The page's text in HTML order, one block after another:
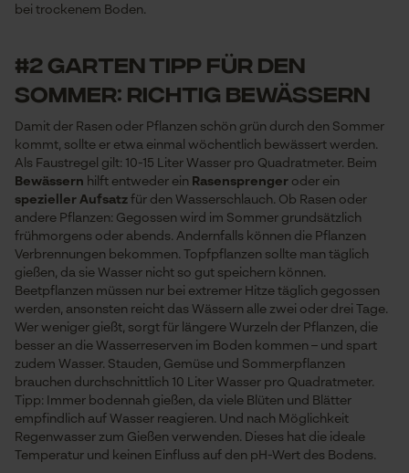
bei trockenem Boden.
#2 Garten Tipp für den
Sommer: Richtig bewässern
Damit der Rasen oder Pflanzen schön grün durch den Sommer
kommt, sollte er etwa einmal wöchentlich bewässert werden.
Als Faustregel gilt: 10-15 Liter Wasser pro Quadratmeter. Beim
Bewässern hilft entweder ein Rasensprenger oder ein
spezieller Aufsatz für den Wasserschlauch. Ob Rasen oder
andere Pflanzen: Gegossen wird im Sommer grundsätzlich
frühmorgens oder abends. Andernfalls können die Pflanzen
Verbrennungen bekommen. Topfpflanzen sollte man täglich
gießen, da sie Wasser nicht so gut speichern können.
Beetpflanzen müssen nur bei extremer Hitze täglich gegossen
werden, ansonsten reicht das Wässern alle zwei oder drei Tage.
Wer weniger gießt, sorgt für längere Wurzeln der Pflanzen, die
besser an die Wasserreserven im Boden kommen – und spart
zudem Wasser. Stauden, Gemüse und Sommerpflanzen
brauchen durchschnittlich 10 Liter Wasser pro Quadratmeter.
Tipp: Immer bodennah gießen, da viele Blüten und Blätter
empfindlich auf Wasser reagieren. Und nach Möglichkeit
Regenwasser zum Gießen verwenden. Dieses hat die ideale
Temperatur und keinen Einfluss auf den pH-Wert des Bodens.